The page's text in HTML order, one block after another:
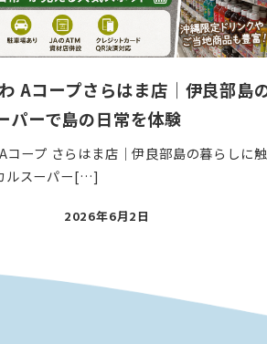
Aコープさらはま店｜伊良部島
パーで島の日常を体験
コープ さらはま店｜伊良部島の暮らしに
ルスーパー[…]
投
2026年6月2日